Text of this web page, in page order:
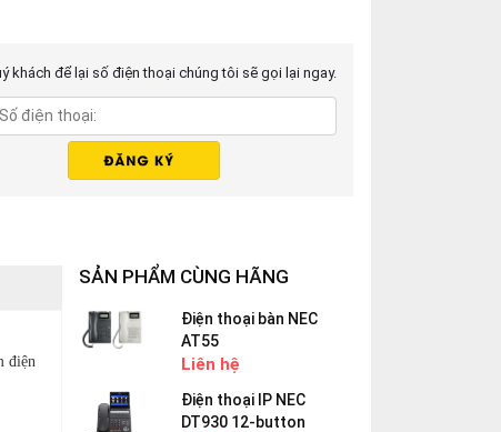
khách để lại số điện thoại chúng tôi sẽ gọi lại ngay.
điện
SẢN PHẨM CÙNG HÃNG
Điện thoại bàn NEC
AT55
Liên hệ
Điện thoại IP NEC
DT930 12-button